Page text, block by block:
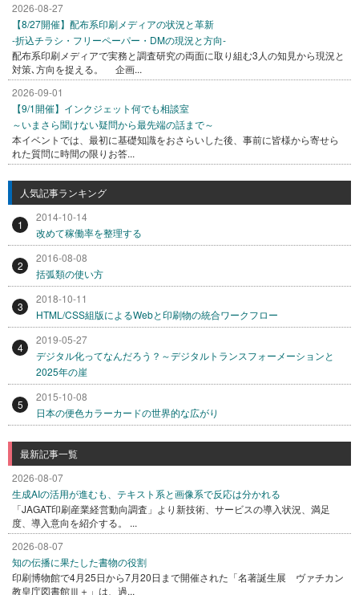
2026-08-27
【8/27開催】配布系印刷メディアの状況と革新
-折込チラシ・フリーペーパー・DMの現況と方向-
配布系印刷メディアで実務と調査研究の両面に取り組む3人の知見から現況と
対策､方向を捉える。 企画...
2026-09-01
【9/1開催】インクジェット何でも相談室
～いまさら聞けない疑問から最先端の話まで～
本イベントでは、最初に基礎知識をおさらいした後、事前に皆様から寄せら
れた質問に時間の限りお答...
人気記事ランキング
1
2014-10-14
改めて稼働率を整理する
2
2016-08-08
括弧類の使い方
3
2018-10-11
HTML/CSS組版によるWebと印刷物の統合ワークフロー
4
2019-05-27
デジタル化ってなんだろう？～デジタルトランスフォーメーションと
2025年の崖
5
2015-10-08
日本の便色カラーカードの世界的な広がり
最新記事一覧
2026-08-07
生成AIの活用が進むも、テキスト系と画像系で反応は分かれる
「JAGAT印刷産業経営動向調査」より新技術、サービスの導入状況、満足
度、導入意向を紹介する。 ...
2026-08-07
知の伝播に果たした書物の役割
印刷博物館で4月25日から7月20日まで開催された「名著誕生展 ヴァチカン
教皇庁図書館Ⅲ＋」は、過...